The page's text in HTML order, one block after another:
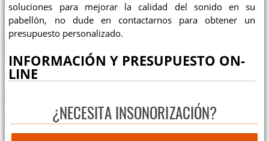
soluciones para mejorar la calidad del sonido en su
pabellón, no dude en contactarnos para obtener un
presupuesto personalizado.
INFORMACIÓN Y PRESUPUESTO ON-
LINE
¿NECESITA INSONORIZACIÓN?